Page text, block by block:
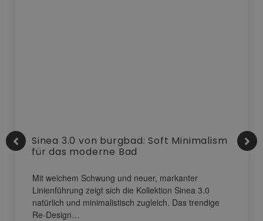
Sinea 3.0 von burgbad: Soft Minimalism
für das moderne Bad
Mit weichem Schwung und neuer, markanter
Linienführung zeigt sich die Kollektion Sinea 3.0
natürlich und minimalistisch zugleich. Das trendige
Re-Design…